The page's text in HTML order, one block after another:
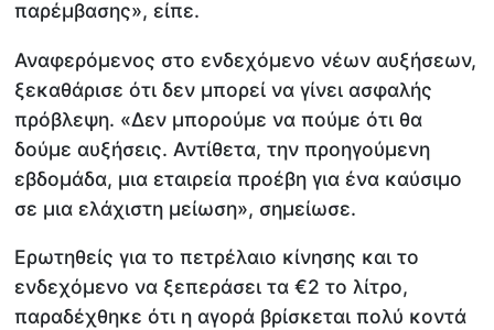
παρέμβασης», είπε.
Αναφερόμενος στο ενδεχόμενο νέων αυξήσεων,
ξεκαθάρισε ότι δεν μπορεί να γίνει ασφαλής
πρόβλεψη. «Δεν μπορούμε να πούμε ότι θα
δούμε αυξήσεις. Αντίθετα, την προηγούμενη
εβδομάδα, μια εταιρεία προέβη για ένα καύσιμο
σε μια ελάχιστη μείωση», σημείωσε.
Ερωτηθείς για το πετρέλαιο κίνησης και το
ενδεχόμενο να ξεπεράσει τα €2 το λίτρο,
παραδέχθηκε ότι η αγορά βρίσκεται πολύ κοντά